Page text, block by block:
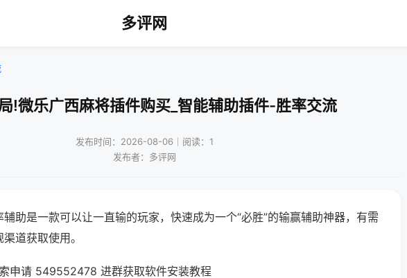
多评网
!微乐广西麻将插件购买_智能辅助插件-胜率交流
发布时间：2026-08-06｜阅读：1
发布者：多评网
助是一款可以让一直输的玩家，快速成为一个“必胜”的输赢辅助神器，有需
道获取使用。
申请 549552478 进群获取软件安装教程